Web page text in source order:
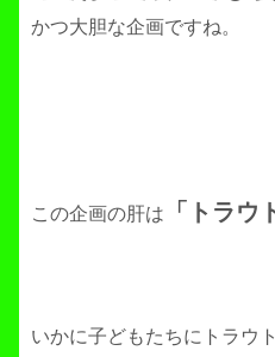
かつ大胆な企画ですね。
この企画の肝は 「トラウ
いかに子どもたちにトラウ